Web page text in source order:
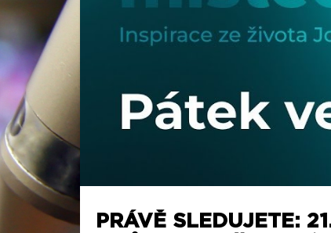
PRÁVĚ SLEDUJETE: